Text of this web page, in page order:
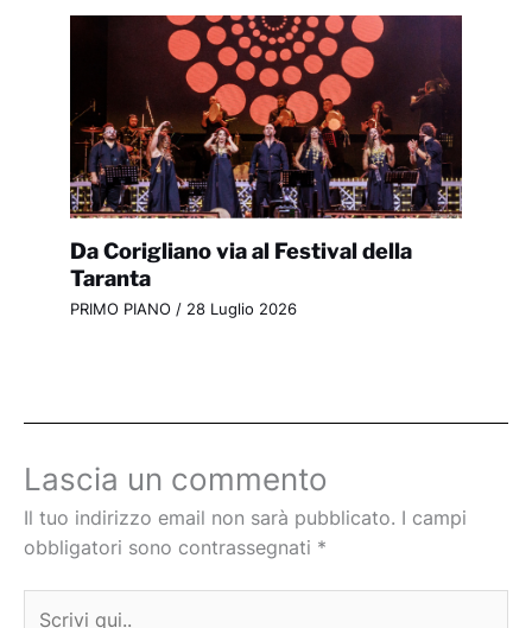
Da Corigliano via al Festival della
Taranta
PRIMO PIANO / 28 Luglio 2026
Lascia un commento
Il tuo indirizzo email non sarà pubblicato. I campi
obbligatori sono contrassegnati *